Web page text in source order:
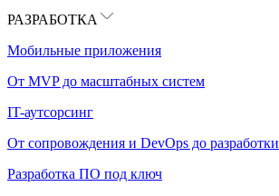
РАЗРАБОТКА
Мобильные приложения
От MVP до масштабных систем
IT-аутсорсинг
От сопровождения и DevOps до разработки
Разработка ПО под ключ